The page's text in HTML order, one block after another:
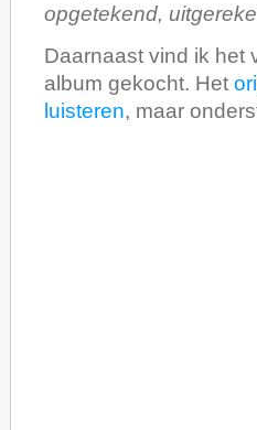
opgetekend,
Daarnaast vind ik het
album gekocht. Het
luisteren, maar